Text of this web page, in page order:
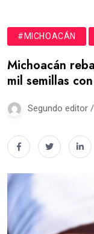
#MICHOACÁN
Michoacán
mil semillas
Segundo editor /